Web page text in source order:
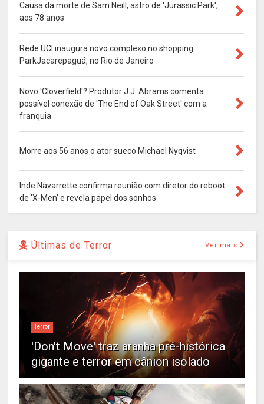
Causa da morte de Sam Neill, astro de 'Jurassic Park',
aos 78 anos
Rede UCI inaugura novo complexo no shopping
ParkJacarepaguá, no Rio de Janeiro
Novo 'Cloverfield'? Produtor J.J. Abrams comenta
possível conexão de 'The End of Oak Street' com a
franquia
Morre aos 56 anos o ator sueco Michael Nyqvist
Inde Navarrette confirma reunião com diretor do reboot
de 'X-Men' e revela papel dos sonhos
Últimas de Terror Ver mais
Terror
'Don't Move' traz aranha pré-histórica
gigante e terror em cânion isolado